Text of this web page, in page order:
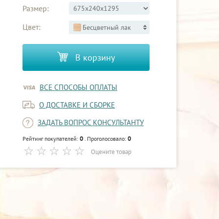
Размер:
Цвет:
Бесцветный лак
В корзину
ВСЕ СПОСОБЫ ОПЛАТЫ
О ДОСТАВКЕ И СБОРКЕ
ЗАДАТЬ ВОПРОС КОНСУЛЬТАНТУ
Рейтинг покупателей: 0 . Проголосовало: 0
Оцените товар